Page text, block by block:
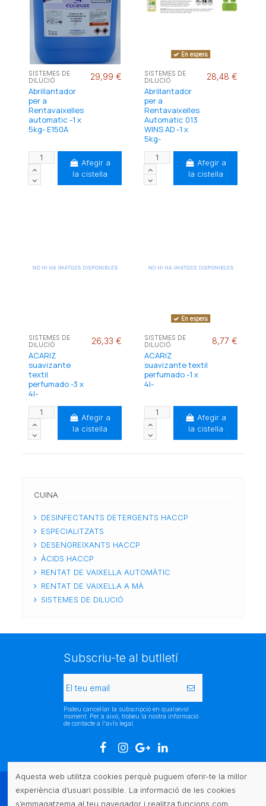
SISTEMES DE
DILUCIÓ
Abrillantador
per a
Rentavaixelles
automatic -1 x
5kg- E150A
29,99 €
Afegir a
la cistella
En espera
SISTEMES DE
DILUCIÓ
Abrillantador
per a
Rentavaixelles
Automatic 013
WINS AD -1 x
5kg-
28,48 €
Afegir a
la cistella
SISTEMES DE
DILUCIÓ
ACARIZ
suavizante
textil
perfumado -3 x
4l-
26,33 €
Afegir a
la cistella
En espera
SISTEMES DE
DILUCIÓ
ACARIZ
suavizante textil
perfumado -1 x
4l-
8,77 €
Afegir a
la cistella
CUINA
DESINFECTANTS DETERGENTS HACCP
ESPECIALITZATS
DESENGREIXANTS HACCP
ÀCIDS HACCP
RENTAT DE VAIXELLA AUTOMÀTIC
RENTAT DE VAIXELLA A MÀ
SISTEMES DE DILUCIÓ
Subscriu-te al butlletí
Podeu cancel·lar la subscripció en qualsevol
moment. Per a això, trobeu la nostra informació
de contacte a l'avís legal.
Atenció al client
Aquesta web utilitza cookies perquè puguem oferir-te la millor
experiència d’usuari possible. La informació de les cookies
s’emmagatzema al teu navegador i realitza funcions com